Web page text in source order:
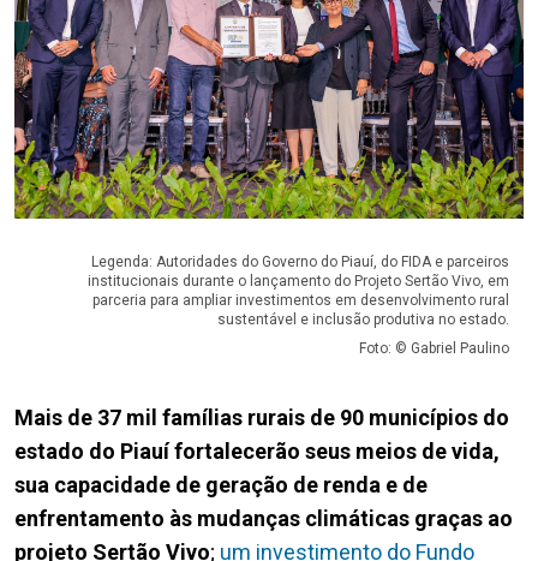
Legenda: Autoridades do Governo do Piauí, do FIDA e parceiros
institucionais durante o lançamento do Projeto Sertão Vivo, em
parceria para ampliar investimentos em desenvolvimento rural
sustentável e inclusão produtiva no estado.
Foto: © Gabriel Paulino
Mais de 37 mil famílias rurais de 90 municípios do
estado do Piauí fortalecerão seus meios de vida,
sua capacidade de geração de renda e de
enfrentamento às mudanças climáticas graças ao
projeto Sertão Vivo; um investimento do Fundo